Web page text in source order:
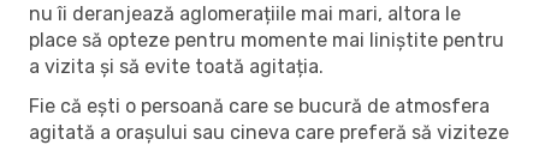
nu îi deranjează aglomerațiile mai mari, altora le
place să opteze pentru momente mai liniștite pentru
a vizita și să evite toată agitația.
Fie că ești o persoană care se bucură de atmosfera
agitată a orașului sau cineva care preferă să viziteze